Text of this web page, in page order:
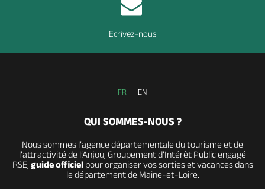
Ecrivez-nous
FR EN
QUI SOMMES-NOUS ?
Nous sommes l’agence départementale du tourisme et de
l’attractivité de l’Anjou, Groupement d’Intérêt Public engagé
RSE, guide officielpour organiser vos sorties et vacances dans
le département de Maine-et-Loire.